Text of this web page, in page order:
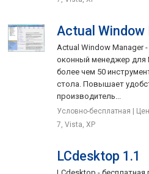
Actual Window
Actual Window Manager
оконный менеджер для
более чем 50
стола. Повышает
производитель...
Условно-бесплатная |
7, Vista, XP
LCdesktop 1.1